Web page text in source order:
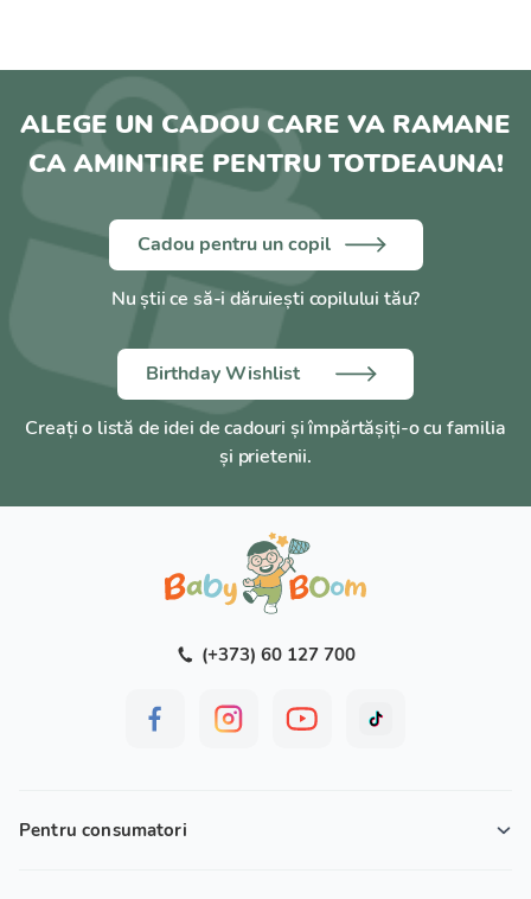
ALEGE UN CADOU CARE VA RAMANE
CA AMINTIRE PENTRU TOTDEAUNA!
Cadou pentru un copil
Nu știi ce să-i dăruiești copilului tău?
Birthday Wishlist
Creați o listă de idei de cadouri și împărtășiți-o cu familia
și prietenii.
(+373) 60 127 700
Pentru consumatori